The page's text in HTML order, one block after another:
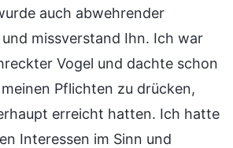
auch abwehrender
missverstand Ihn. Ich war
Vogel und dachte schon
Pflichten zu drücken,
erreicht hatten. Ich hatte
Interessen im Sinn und